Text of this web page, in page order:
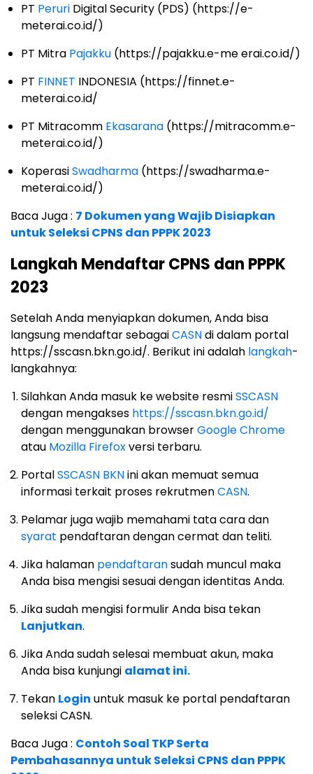
PT Peruri Digital Security (PDS) (https://e-
meterai.co.id/)
PT Mitra Pajakku (https://pajakku.e-me erai.co.id/)
PT FINNET INDONESIA (https://finnet.e-
meterai.co.id/
PT Mitracomm Ekasarana (https://mitracomm.e-
meterai.co.id/)
KoperasiSwadharma (https://swadharma.e-
meterai.co.id/)
Baca Juga : 7 Dokumen yang Wajib Disiapkan
untuk Seleksi CPNS dan PPPK 2023
Langkah Mendaftar CPNS dan PPPK
2023
Setelah Anda menyiapkan dokumen, Anda bisa
langsung mendaftar sebagaiCASNdi dalam portal
https://sscasn.bkn.go.id/. Berikut ini adalah langkah-
langkahnya:
Silahkan Anda masuk ke website resmiSSCASN
dengan mengakses https://sscasn.bkn.go.id/
dengan menggunakan browserGoogle Chrome
atau Mozilla Firefoxversi terbaru.
PortalSSCASN BKNini akan memuat semua
informasi terkait proses rekrutmenCASN.
Pelamar juga wajib memahami tata cara dan
syarat pendaftaran dengan cermat dan teliti.
Jika halaman pendaftaransudah muncul maka
Anda bisa mengisi sesuai dengan identitas Anda.
Jika sudah mengisi formulir Anda bisa tekan
Lanjutkan.
Jika Anda sudah selesai membuat akun, maka
Anda bisa kunjungi alamat ini.
Tekan Login untuk masuk ke portal pendaftaran
seleksi CASN.
Baca Juga : Contoh Soal TKP Serta
Pembahasannya untuk Seleksi CPNS dan PPPK